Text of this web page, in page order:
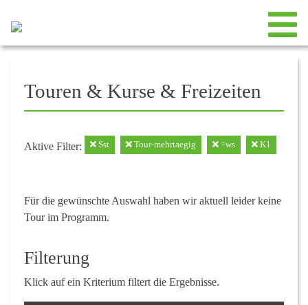
Touren & Kurse & Freizeiten
Aktive Filter: Sst Tour-mehrtaegig =ws K1
Für die gewünschte Auswahl haben wir aktuell leider keine
Tour im Programm.
Filterung
Klick auf ein Kriterium filtert die Ergebnisse.